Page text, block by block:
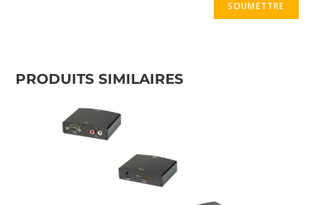
PRODUITS SIMILAIRES